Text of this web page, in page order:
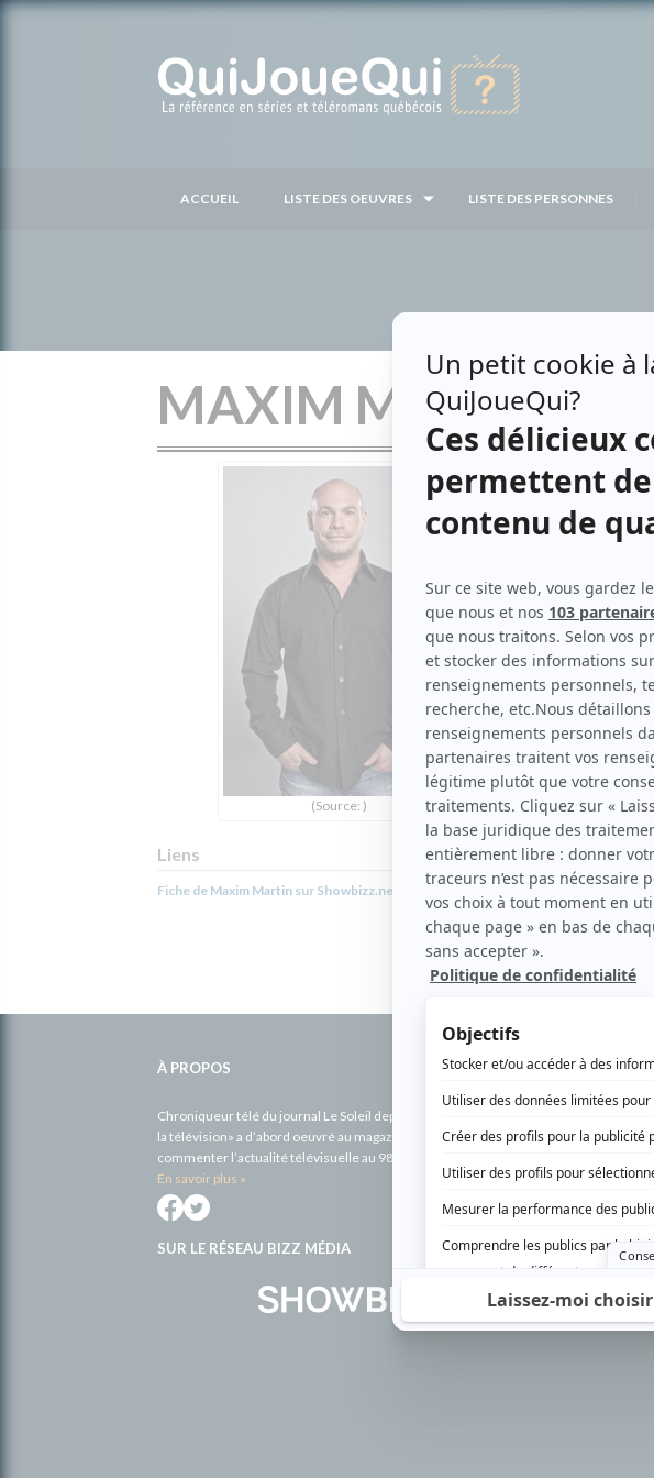
ACCUEIL LISTE DES OEUVRES LISTE DES PERSONNES
MAXIM MARTIN
(Source: )
Liens
Fiche de Maxim Martin sur Showbizz.net
Max et Livia (
Les pêcheurs
Juliette
Km/h
À PROPOS
Chroniqueur télé du journal Le Soleil depuis 2001, Richard Therrien carbure à son
la télévision» a d’abord oeuvré au magazine TV Hebdo de 1996 à 2001. Sa
commenter l’actualité télévisuelle au 98,5.
En savoir plus »
SUR LE RÉSEAU BIZZ MÉDIA